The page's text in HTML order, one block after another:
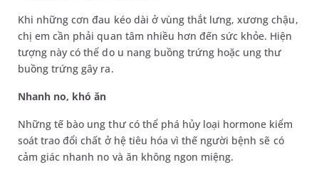
Khi những cơn đau kéo dài ở vùng thắt lưng, xương chậu,
chị em cần phải quan tâm nhiều hơn đến sức khỏe. Hiện
tượng này có thể do u nang buồng trứng hoặc ung thư
buồng trứng gây ra.
Nhanh no, khó ăn
Những tế bào ung thư có thể phá hủy loại hormone kiểm
soát trao đổi chất ở hệ tiêu hóa vì thế người bệnh sẽ có
cảm giác nhanh no và ăn không ngon miệng.